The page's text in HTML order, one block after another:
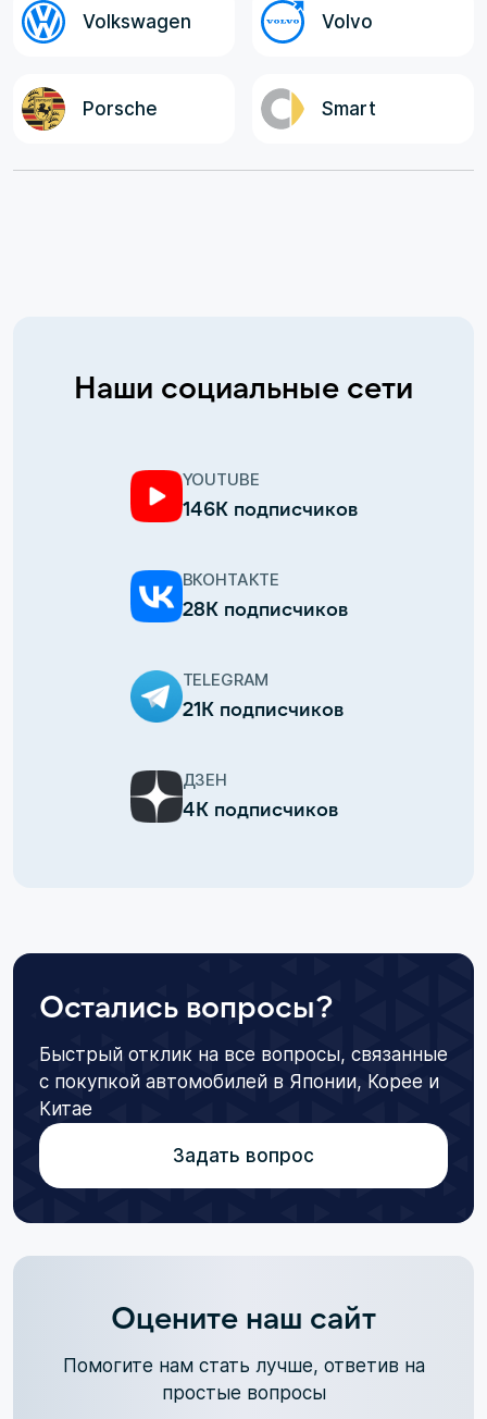
Volkswagen Volvo
Porsche Smart
Наши социальные сети
YOUTUBE
146К подписчиков
ВКОНТАКТЕ
28К подписчиков
TELEGRAM
21К подписчиков
ДЗЕН
4К подписчиков
Остались вопросы?
Быстрый отклик на все вопросы, связанные
с покупкой автомобилей в Японии, Корее и
Китае
Задать вопрос
Оцените наш сайт
Помогите нам стать лучше, ответив на
простые вопросы